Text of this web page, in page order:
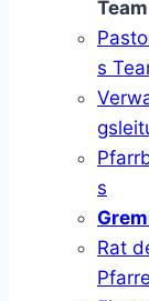
Team
s
s
Rat